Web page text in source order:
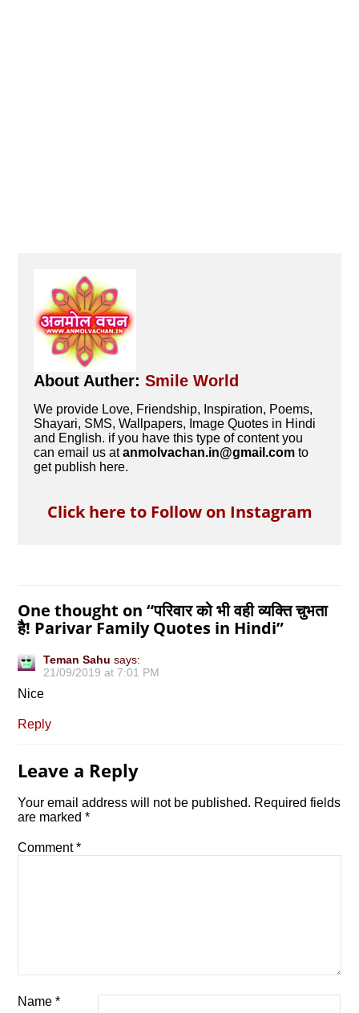
About Auther:Smile World
We provide Love, Friendship, Inspiration, Poems,
Shayari, SMS, Wallpapers, Image Quotes in Hindi
and English. if you have this type of content you
can email us atanmolvachan.in@gmail.com to
get publish here.
Click here to Follow on Instagram
One thought on “परिवार को भी वही व्यक्ति चुभता
है! Parivar Family Quotes in Hindi”
Teman Sahu says:
21/09/2019 at 7:01 PM
Nice
Reply
Leave a Reply
Your email address will not be published. Required fields
are marked*
Comment*
Name*